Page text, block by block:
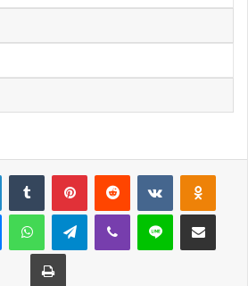
LinkedInTumblr PinterestReddit VKontakte
MessengerWhatsAppTelegramViber Line E-Posta ile
Yazdır